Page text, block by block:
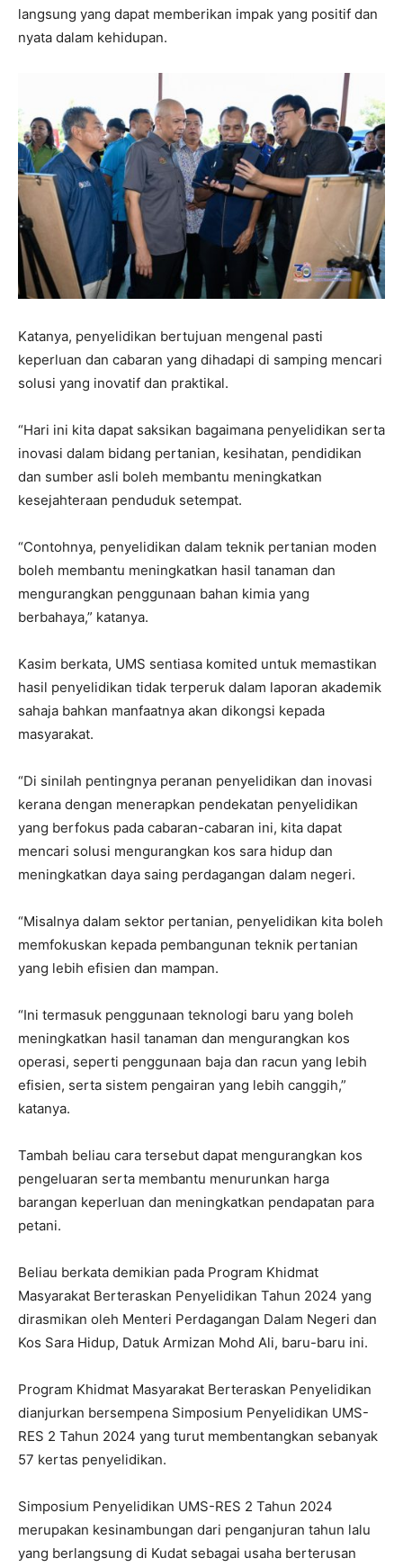
langsung yang dapat memberikan impak yang positif dan
nyata dalam kehidupan.
Katanya, penyelidikan bertujuan mengenal pasti
keperluan dan cabaran yang dihadapi di samping mencari
solusi yang inovatif dan praktikal.
“Hari ini kita dapat saksikan bagaimana penyelidikan serta
inovasi dalam bidang pertanian, kesihatan, pendidikan
dan sumber asli boleh membantu meningkatkan
kesejahteraan penduduk setempat.
“Contohnya, penyelidikan dalam teknik pertanian moden
boleh membantu meningkatkan hasil tanaman dan
mengurangkan penggunaan bahan kimia yang
berbahaya,” katanya.
Kasim berkata, UMS sentiasa komited untuk memastikan
hasil penyelidikan tidak terperuk dalam laporan akademik
sahaja bahkan manfaatnya akan dikongsi kepada
masyarakat.
“Di sinilah pentingnya peranan penyelidikan dan inovasi
kerana dengan menerapkan pendekatan penyelidikan
yang berfokus pada cabaran-cabaran ini, kita dapat
mencari solusi mengurangkan kos sara hidup dan
meningkatkan daya saing perdagangan dalam negeri.
“Misalnya dalam sektor pertanian, penyelidikan kita boleh
memfokuskan kepada pembangunan teknik pertanian
yang lebih efisien dan mampan.
“Ini termasuk penggunaan teknologi baru yang boleh
meningkatkan hasil tanaman dan mengurangkan kos
operasi, seperti penggunaan baja dan racun yang lebih
efisien, serta sistem pengairan yang lebih canggih,”
katanya.
Tambah beliau cara tersebut dapat mengurangkan kos
pengeluaran serta membantu menurunkan harga
barangan keperluan dan meningkatkan pendapatan para
petani.
Beliau berkata demikian pada Program Khidmat
Masyarakat Berteraskan Penyelidikan Tahun 2024 yang
dirasmikan oleh Menteri Perdagangan Dalam Negeri dan
Kos Sara Hidup, Datuk Armizan Mohd Ali, baru-baru ini.
Program Khidmat Masyarakat Berteraskan Penyelidikan
dianjurkan bersempena Simposium Penyelidikan UMS-
RES 2 Tahun 2024 yang turut membentangkan sebanyak
57 kertas penyelidikan.
Simposium Penyelidikan UMS-RES 2 Tahun 2024
merupakan kesinambungan dari penganjuran tahun lalu
yang berlangsung di Kudat sebagai usaha berterusan